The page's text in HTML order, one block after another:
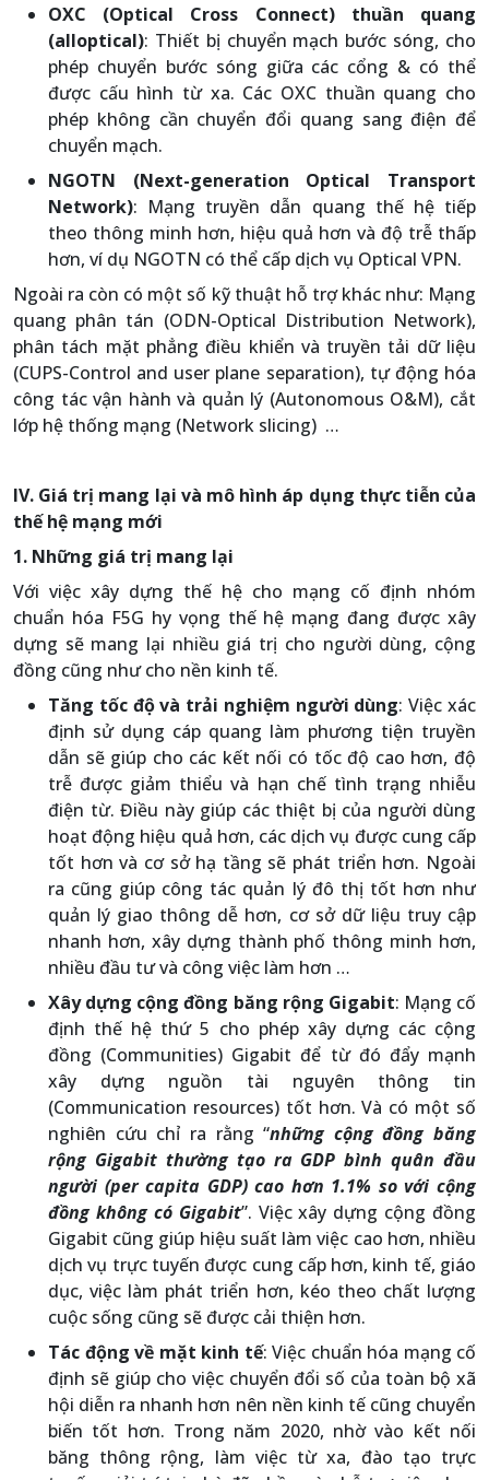
OXC (Optical Cross Connect) thuần quang
(alloptical): Thiết bị chuyển mạch bước sóng, cho
phép chuyển bước sóng giữa các cổng & có thể
được cấu hình từ xa. Các OXC thuần quang cho
phép không cần chuyển đổi quang sang điện để
chuyển mạch.
NGOTN (Next-generation Optical Transport
Network): Mạng truyền dẫn quang thế hệ tiếp
theo thông minh hơn, hiệu quả hơn và độ trễ thấp
hơn, ví dụ NGOTN có thể cấp dịch vụ Optical VPN.
Ngoài ra còn có một số kỹ thuật hỗ trợ khác như: Mạng
quang phân tán (ODN-Optical Distribution Network),
phân tách mặt phẳng điều khiển và truyền tải dữ liệu
(CUPS-Control and user plane separation), tự động hóa
công tác vận hành và quản lý (Autonomous O&M), cắt
lớp hệ thống mạng (Network slicing) …
IV. Giá trị mang lại và mô hình áp dụng thực tiễn của
thế hệ mạng mới
1. Những giá trị mang lại
Với việc xây dựng thế hệ cho mạng cố định nhóm
chuẩn hóa F5G hy vọng thế hệ mạng đang được xây
dựng sẽ mang lại nhiều giá trị cho người dùng, cộng
đồng cũng như cho nền kinh tế.
Tăng tốc độ và trải nghiệm người dùng: Việc xác
định sử dụng cáp quang làm phương tiện truyền
dẫn sẽ giúp cho các kết nối có tốc độ cao hơn, độ
trễ được giảm thiểu và hạn chế tình trạng nhiễu
điện từ. Điều này giúp các thiệt bị của người dùng
hoạt động hiệu quả hơn, các dịch vụ được cung cấp
tốt hơn và cơ sở hạ tầng sẽ phát triển hơn. Ngoài
ra cũng giúp công tác quản lý đô thị tốt hơn như
quản lý giao thông dễ hơn, cơ sở dữ liệu truy cập
nhanh hơn, xây dựng thành phố thông minh hơn,
nhiều đầu tư và công việc làm hơn …
Xây dựng cộng đồng băng rộng Gigabit: Mạng cố
định thế hệ thứ 5 cho phép xây dựng các cộng
đồng (Communities) Gigabit để từ đó đẩy mạnh
xây dựng nguồn tài nguyên thông tin
(Communication resources) tốt hơn. Và có một số
nghiên cứu chỉ ra rằng “những cộng đồng băng
rộng Gigabit thường tạo ra GDP bình quân đầu
người (per capita GDP) cao hơn 1.1% so với cộng
đồng không có Gigabit”. Việc xây dựng cộng đồng
Gigabit cũng giúp hiệu suất làm việc cao hơn, nhiều
dịch vụ trực tuyến được cung cấp hơn, kinh tế, giáo
dục, việc làm phát triển hơn, kéo theo chất lượng
cuộc sống cũng sẽ được cải thiện hơn.
Tác động về mặt kinh tế: Việc chuẩn hóa mạng cố
định sẽ giúp cho việc chuyển đổi số của toàn bộ xã
hội diễn ra nhanh hơn nên nền kinh tế cũng chuyển
biến tốt hơn. Trong năm 2020, nhờ vào kết nối
băng thông rộng, làm việc từ xa, đào tạo trực